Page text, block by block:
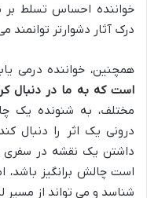
خواننده احساس تسلط بر
درک آثار دشوارتر توانمند
همچنین، خواننده درمی
است که به ما در دنبال
مختلف، به شنونده یک
درونی یک اثر را دنبال
داشتن یک نقشه در
است چالش برانگیز باشد،
شناسد و می تواند از مسیر